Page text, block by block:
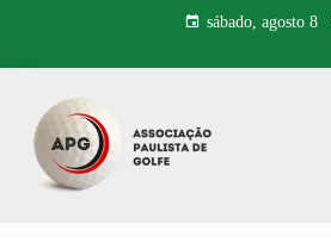
o
conteúdo
sábado, agosto 8